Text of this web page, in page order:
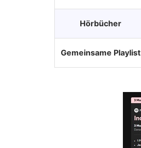
Hörbücher
Gemeinsame Playlist